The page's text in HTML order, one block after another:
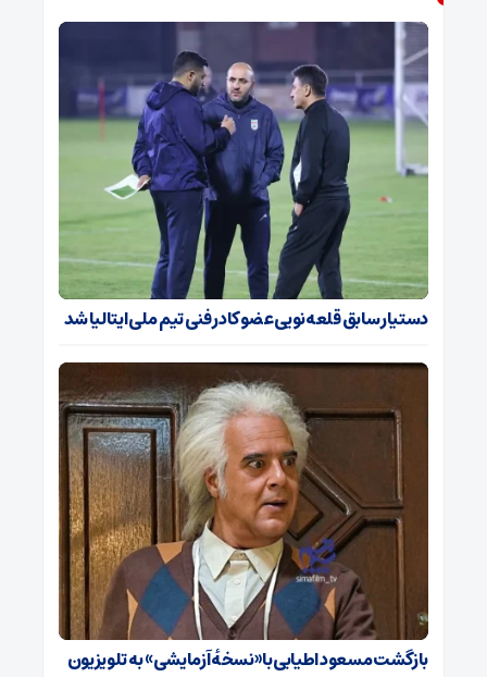
دستیار سابق قلعه‌نویی عضو کادر فنی تیم ملی ایتالیا شد
بازگشت مسعود اطیابی با «نسخهٔ آزمایشی» به تلویزیون